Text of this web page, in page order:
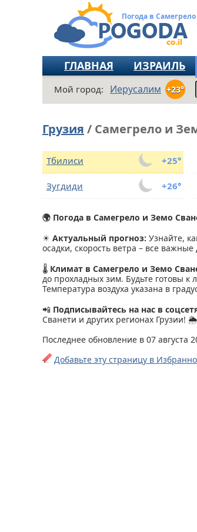
Погода в
ГЛАВНАЯ ИЗРАИЛЬ
Мой город: Иерусалим +23°
Грузия / Самегрело и
+25°
Тбилиси
+26°
Зугдиди
🌍 Погода в Самегрело и Земо
☀ Актуальный прогноз: Узнайте,
осадки, скорость ветра – все
🌡 Климат в Самегрело и Земо
до прохладных зим. Будьте готовы
Температура воздуха указана в
📲 Подписывайтесь на нас в
Сванети и других регионах Грузии!
Последнее обновление в 07 августа
Добавьте эту страницу в